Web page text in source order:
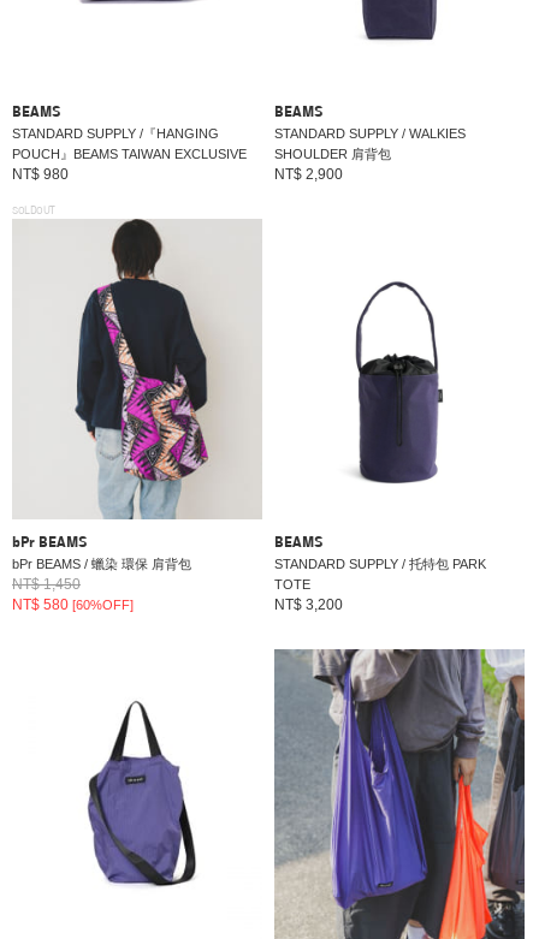
BEAMS
STANDARD SUPPLY /『HANGING
POUCH』BEAMS TAIWAN EXCLUSIVE
NT$ 980
BEAMS
STANDARD SUPPLY / WALKIES
SHOULDER 肩背包
NT$ 2,900
SOLDOUT
bPr BEAMS
bPr BEAMS / 蠟染 環保 肩背包
NT$ 1,450
NT$ 580 [60%OFF]
BEAMS
STANDARD SUPPLY / 托特包 PARK
TOTE
NT$ 3,200